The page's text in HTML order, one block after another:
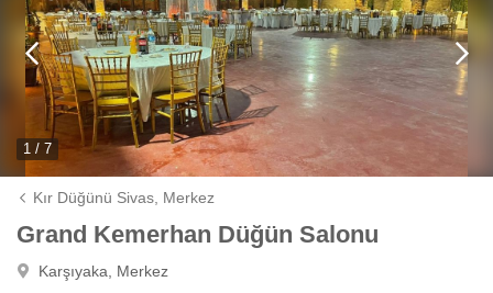
1 / 7
Kır Düğünü Sivas, Merkez
Grand Kemerhan Düğün Salonu
Karşıyaka, Merkez